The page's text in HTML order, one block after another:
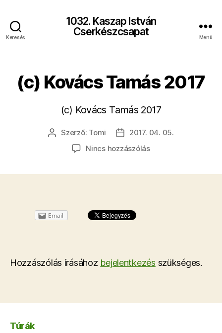
Keresés
1032. Kaszap István
Cserkészcsapat
Menü
(c) Kovács Tamás 2017
(c) Kovács Tamás 2017
Bejegyzés
szerzője
Szerző: Tomi
Bejegyzés
dátuma
2017. 04. 05.
Nincs hozzászólása(z)
Email
Hozzászólás írásához bejelentkezés szükséges.
Túrák